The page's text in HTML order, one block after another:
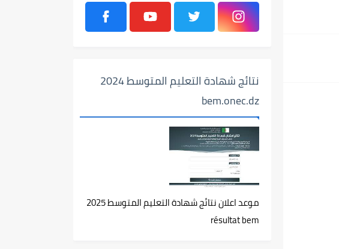
نتائج شهادة التعليم المتوسط 2024
bem.onec.dz
موعد اعلان نتائج شهادة التعليم المتوسط 2025
résultat bem